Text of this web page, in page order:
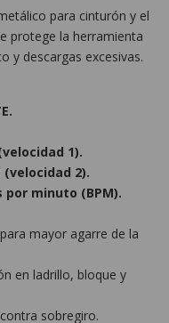
para cinturón y el
protege la herramienta
y descargas excesivas.
1).
(velocidad 2).
por minuto (BPM).
para mayor agarre de la
en ladrillo, bloque y
contra sobregiro.